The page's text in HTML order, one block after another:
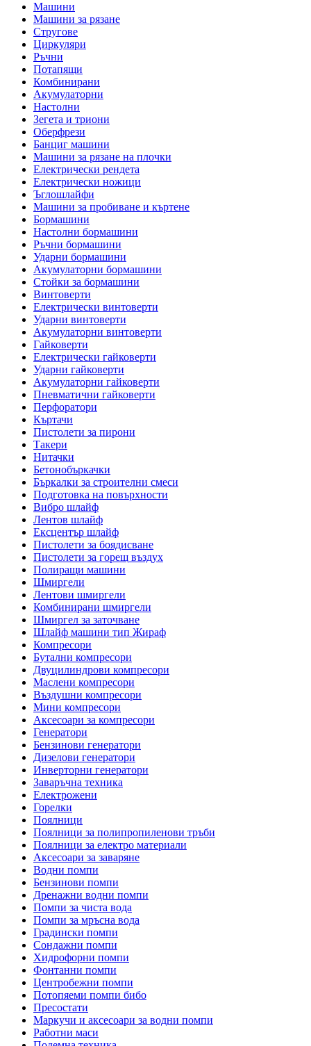
Машини
Машини за рязане
Стругове
Циркуляри
Ръчни
Потапящи
Комбинирани
Акумулаторни
Настолни
Зегета и триони
Оберфрези
Банциг машини
Машини за рязане на плочки
Електрически рендета
Електрически ножици
Ъглошлайфи
Машини за пробиване и къртене
Бормашини
Настолни бормашини
Ръчни бормашини
Ударни бормашини
Акумулаторни бормашини
Стойки за бормашини
Винтоверти
Електрически винтоверти
Ударни винтоверти
Акумулаторни винтоверти
Гайковерти
Електрически гайковерти
Ударни гайковерти
Акумулаторни гайковерти
Пневматични гайковерти
Перфоратори
Къртачи
Пистолети за пирони
Такери
Нитачки
Бетонобъркачки
Бъркалки за строителни смеси
Подготовка на повърхности
Вибро шлайф
Лентов шлайф
Ексцентър шлайф
Пистолети за боядисване
Пистолети за горещ въздух
Полиращи машини
Шмиргели
Лентови шмиргели
Комбинирани шмиргели
Шмиргел за заточване
Шлайф машини тип Жираф
Компресори
Бутални компресори
Двуцилиндрови компресори
Маслени компресори
Въздушни компресори
Мини компресори
Аксесоари за компресори
Генератори
Бензинови генератори
Дизелови генератори
Инверторни генератори
Заваръчна техника
Електрожени
Горелки
Поялници
Поялници за полипропиленови тръби
Поялници за електро материали
Аксесоари за заваряне
Водни помпи
Бензинови помпи
Дренажни водни помпи
Помпи за чиста вода
Помпи за мръсна вода
Градински помпи
Сондажни помпи
Хидрофорни помпи
Фонтанни помпи
Центробежни помпи
Потопяеми помпи бибо
Пресостати
Маркучи и аксесоари за водни помпи
Работни маси